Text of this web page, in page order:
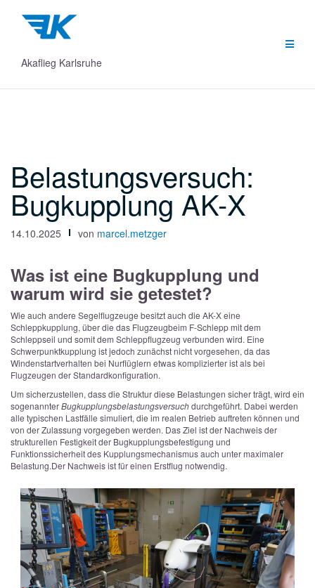
Inhalt
springen
Akaflieg Karlsruhe
Belastungsversuch:
Bugkupplung AK-X
14.10.2025 von marcel.metzger
Was ist eine Bugkupplung und
warum wird sie getestet?
Wie auch andere Segelflugzeuge besitzt auch die AK-X eine
Schleppkupplung, über die das Flugzeugbeim F-Schlepp mit dem
Schleppseil und somit dem Schleppflugzeug verbunden wird. Eine
Schwerpunktkupplung ist jedoch zunächst nicht vorgesehen, da das
Windenstartverhalten bei Nurflüglern etwas komplizierter ist als bei
Flugzeugen der Standardkonfiguration.
Um sicherzustellen, dass die Struktur diese Belastungen sicher trägt, wird ein
sogenannterBugkupplungsbelastungsversuchdurchgeführt. Dabei werden
alle typischen Lastfälle simuliert, die im realen Betrieb auftreten können und
von der Zulassung vorgegeben werden. Das Ziel ist der Nachweis der
strukturellen Festigkeit der Bugkupplungsbefestigung und
Funktionssicherheit des Kupplungsmechanismus auch unter maximaler
Belastung.Der Nachweis ist für einen Erstflug notwendig.